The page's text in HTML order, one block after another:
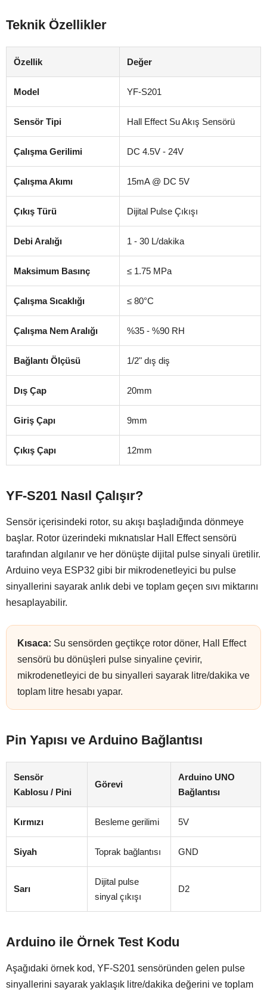
Teknik Özellikler
Özellik Değer
Model YF-S201
Sensör Tipi Hall Effect Su Akış Sensörü
Çalışma Gerilimi DC 4.5V - 24V
Çalışma Akımı 15mA @ DC 5V
Çıkış Türü Dijital Pulse Çıkışı
Debi Aralığı 1 - 30 L/dakika
Maksimum Basınç ≤ 1.75 MPa
Çalışma Sıcaklığı ≤ 80°C
Çalışma Nem Aralığı %35 - %90 RH
Bağlantı Ölçüsü 1/2" dış diş
Dış Çap 20mm
Giriş Çapı 9mm
Çıkış Çapı 12mm
YF-S201 Nasıl Çalışır?
Sensör içerisindeki rotor, su akışı başladığında dönmeye
başlar. Rotor üzerindeki mıknatıslar Hall Effect sensörü
tarafından algılanır ve her dönüşte dijital pulse sinyali üretilir.
Arduino veya ESP32 gibi bir mikrodenetleyici bu pulse
sinyallerini sayarak anlık debi ve toplam geçen sıvı miktarını
hesaplayabilir.
Kısaca: Su sensörden geçtikçe rotor döner, Hall Effect
sensörü bu dönüşleri pulse sinyaline çevirir,
mikrodenetleyici de bu sinyalleri sayarak litre/dakika ve
toplam litre hesabı yapar.
Pin Yapısı ve Arduino Bağlantısı
Sensör
Kablosu / Pini
Görevi
Arduino UNO
Bağlantısı
Kırmızı Besleme gerilimi 5V
Siyah Toprak bağlantısı GND
Sarı
Dijital pulse
sinyal çıkışı
D2
Arduino ile Örnek Test Kodu
Aşağıdaki örnek kod, YF-S201 sensöründen gelen pulse
sinyallerini sayarak yaklaşık litre/dakika değerini ve toplam